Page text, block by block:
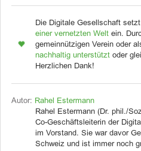
Die Digitale Gesellschaft
einer vernetzten Welt ein.
gemeinnützigen Verein oder
nachhaltig unterstützt oder
Herzlichen Dank!
Autor: Rahel Estermann
Rahel Estermann (Dr. phil./
Co-Geschäftsleiterin der
im Vorstand. Sie war davor
Schweiz und ist immer noch